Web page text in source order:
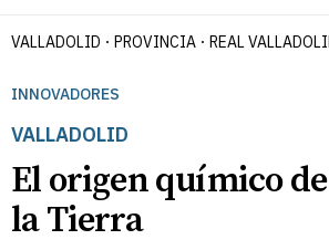
VALLADOLID PROVINCIA REAL
INNOVADORES
VALLADOLID
El origen químico
la Tierra